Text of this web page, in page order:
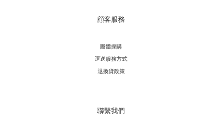
顧客服務
團體採購
運送服務方式
退換貨政策
聯繫我們